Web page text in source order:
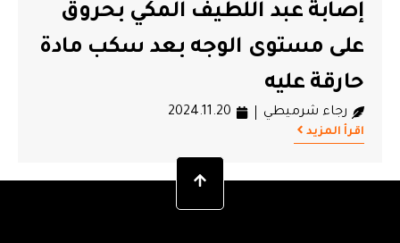
إصابة عبد اللطيف المكي بحروق
على مستوى الوجه بعد سكب مادة
حارقة عليه
رجاء شرميطي 2024.11.20
اقرأ المزيد